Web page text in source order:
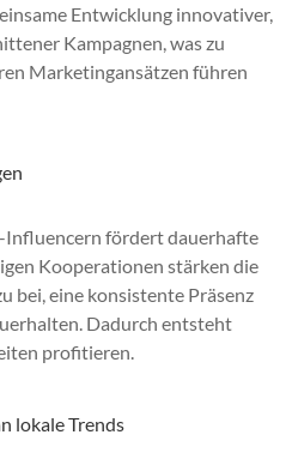
Entwicklung innovativer,
Kampagnen, was zu
Marketingansätzen führen
fördert dauerhafte
Kooperationen stärken die
bei, eine konsistente Präsenz
Dadurch entsteht
profitieren.
lokale Trends